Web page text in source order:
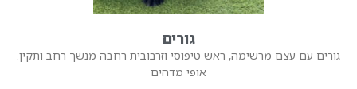
גורים
גורים עם עצם מרשימה, ראש טיפוסי וזרבובית רחבה מנשך רחב ותקין.
אופי מדהים